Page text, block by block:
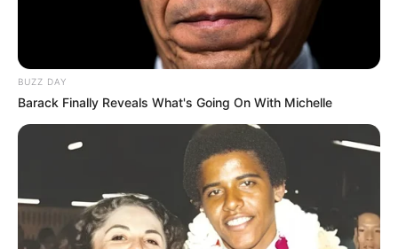
BUZZ DAY
Barack Finally Reveals What's Going On With Michelle